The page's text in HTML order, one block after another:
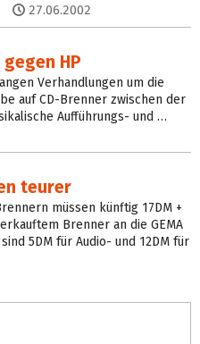
27.06.2002
gegen HP
Verhandlungen um die
auf CD-Brenner zwischen der
Aufführungs- und …
teurer
müssen künftig 17DM +
Brenner an die GEMA
5DM für Audio- und 12DM für